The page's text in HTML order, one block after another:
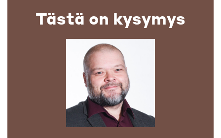
Tästä on kysymys